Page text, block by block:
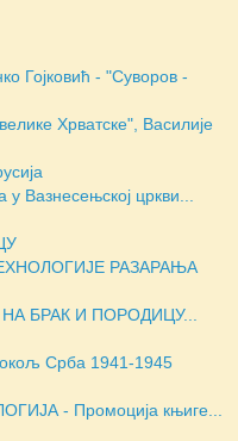
Гојковић - "Суворов -
Хрватске", Василије
Вазнесењској цркви...
РАЗАРАЊА
БРАК И ПОРОДИЦУ...
Срба 1941-1945
- Промоција књиге...